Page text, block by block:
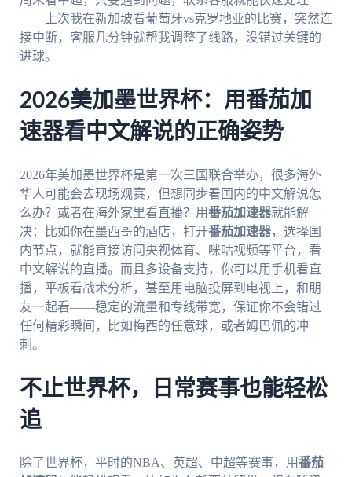
——上次我在新加坡看葡萄牙vs克罗地亚的比赛，突然连
接中断，客服几分钟就帮我调整了线路，没错过关键的
进球。
2026美加墨世界杯：用番茄加
速器看中文解说的正确姿势
2026年美加墨世界杯是第一次三国联合举办，很多海外
华人可能会去现场观赛，但想同步看国内的中文解说怎
么办？或者在海外家里看直播？用番茄加速器就能解
决：比如你在墨西哥的酒店，打开番茄加速器，选择国
内节点，就能直接访问央视体育、咪咕视频等平台，看
中文解说的直播。而且多设备支持，你可以用手机看直
播，平板看战术分析，甚至用电脑投屏到电视上，和朋
友一起看——稳定的流量和专线带宽，保证你不会错过
任何精彩瞬间，比如梅西的任意球，或者姆巴佩的冲
刺。
不止世界杯，日常赛事也能轻松
追
除了世界杯，平时的NBA、英超、中超等赛事，用番茄